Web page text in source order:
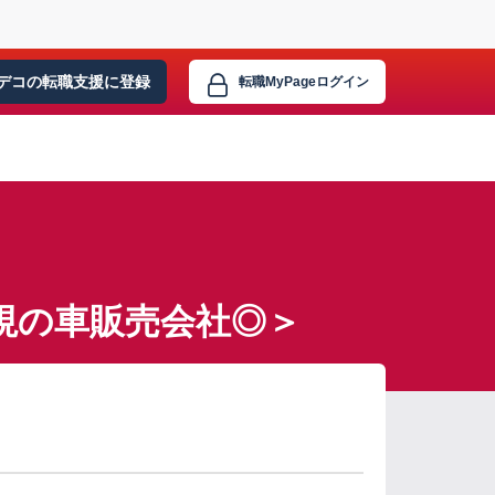
コの転職支援に登録 転職MyPageログイン
の車販売会社◎＞